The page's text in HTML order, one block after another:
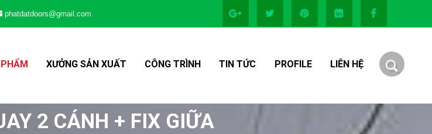
phatdatdoors@gmail.com
XƯỞNG SẢN XUẤT CÔNG TRÌNH TIN TỨC PROFILE LIÊN HỆ
2 CÁNH + FIX GIỮA